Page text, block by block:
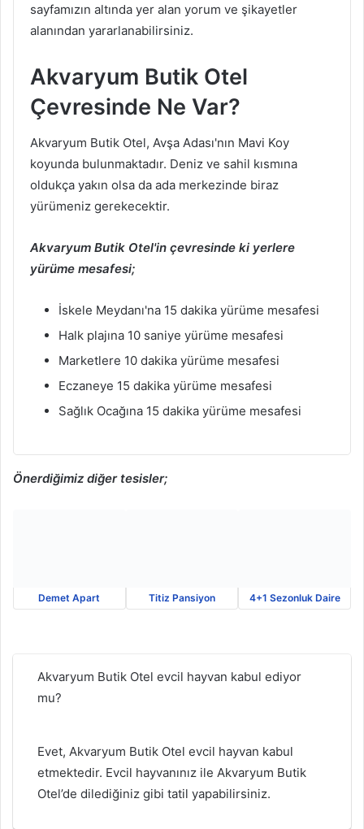
sayfamızın altında yer alan yorum ve şikayetler
alanından yararlanabilirsiniz.
Akvaryum Butik Otel
Çevresinde Ne Var?
Akvaryum Butik Otel, Avşa Adası'nın Mavi Koy
koyunda bulunmaktadır. Deniz ve sahil kısmına
oldukça yakın olsa da ada merkezinde biraz
yürümeniz gerekecektir.
Akvaryum Butik Otel'in çevresinde ki yerlere
yürüme mesafesi;
İskele Meydanı'na 15 dakika yürüme mesafesi
Halk plajına 10 saniye yürüme mesafesi
Marketlere 10 dakika yürüme mesafesi
Eczaneye 15 dakika yürüme mesafesi
Sağlık Ocağına 15 dakika yürüme mesafesi
Önerdiğimiz diğer tesisler;
Demet Apart Titiz Pansiyon 4+1 Sezonluk Daire
Akvaryum Butik Otel evcil hayvan kabul ediyor
mu?
Evet, Akvaryum Butik Otel evcil hayvan kabul
etmektedir. Evcil hayvanınız ile Akvaryum Butik
Otel’de dilediğiniz gibi tatil yapabilirsiniz.